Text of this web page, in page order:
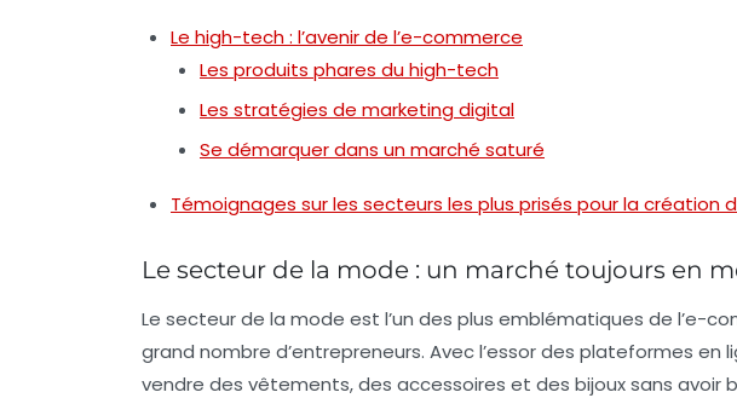
Le high-tech : l’avenir de l’e-commerce
Les produits phares du high-tech
Les stratégies de marketing digital
Se démarquer dans un marché saturé
Témoignages sur les secteurs les plus prisés pour la création
Le secteur de la mode : un marché toujours en
Le secteur de la mode est l’un des plus emblématiques de l’e-
grand nombre d’entrepreneurs. Avec l’essor des plateformes en
vendre des vêtements, des accessoires et des bijoux sans avoir